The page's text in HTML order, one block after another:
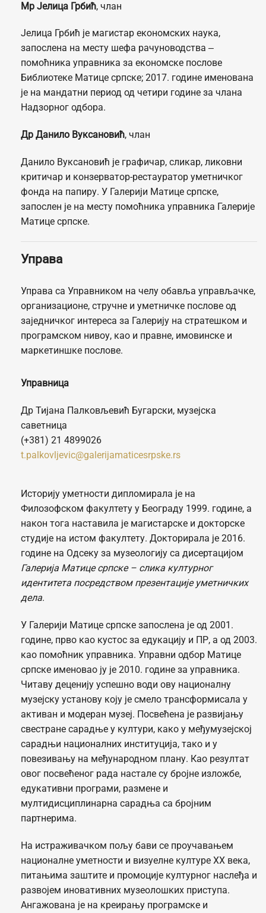
Мр Јелица Грбић, члан
Јелица Грбић је магистар економских наука,
запослена на месту шефа рачуноводства ‒
помоћника управника за економске послове
Библиотеке Матице српске; 2017. године именована
је на мандатни период од четири године за члана
Надзорног одбора.
Др Данило Вуксановић, члан
Данило Вуксановић је графичар, сликар, ликовни
критичар и конзерватор-рестауратор уметничког
фонда на папиру. У Галерији Матице српске,
запослен је на месту помоћника управника Галерије
Матице српске.
Управа
Управа са Управником на челу обавља управљачке,
организационе, стручне и уметничке послове од
заједничког интереса за Галерију на стратешком и
програмском нивоу, као и правне, имовинске и
маркетиншке послове.
Управница
Др Тијана Палковљевић Бугарски, музејска
саветница
(+381) 21 4899026
t.palkovljevic@galerijamaticesrpske.rs
Историју уметности дипломирала је на
Филозофском факултету у Београду 1999. године, а
након тога наставила је магистарске и докторске
студије на истом факултету. Докторирала је 2016.
године на Одсеку за музеологију са дисертацијом
Галерија Матице српске – слика културног
идентитета посредством презентације уметничких
дела.
У Галерији Матице српске запослена је од 2001.
године, прво као кустос за едукацију и ПР, а од 2003.
као помоћник управника. Управни одбор Матице
српске именовао ју је 2010. године за управника.
Читаву деценију успешно води ову националну
музејску установу коју је смело трансформисала у
активан и модеран музеј. Посвећена је развијању
свестране сарадње у култури, како у међумузејској
сарадњи националних институција, тако и у
повезивању на међународном плану. Као резултат
овог посвећеног рада настале су бројне изложбе,
едукативни програми, размене и
мултидисциплинарна сарадња са бројним
партнерима.
На истраживачком пољу бави се проучавањем
националне уметности и визуелне културе XX века,
питањима заштите и промоције културног наслеђа и
развојем иновативних музеолошких приступа.
Ангажована је на креирању програмске и